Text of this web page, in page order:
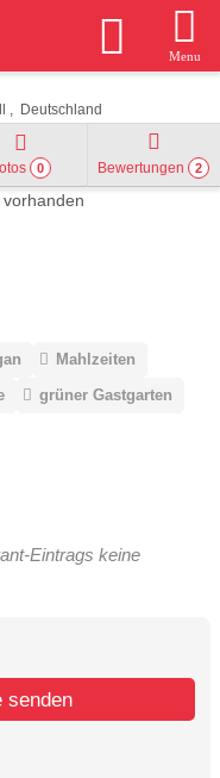
Menu
Deutschland
0 Bewertungen 2
Mahlzeiten
grüner Gastgarten
Eintrags keine
senden